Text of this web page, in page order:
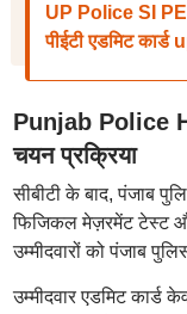
UP Police SI
पीईटी एडमिट
Punjab Police
चयन प्रक्रिया
सीबीटी के बाद, पंजाब
फिजिकल मेज़रमेंट टेस्ट
उम्मीदवारों को पंजाब
उम्मीदवार एडमिट